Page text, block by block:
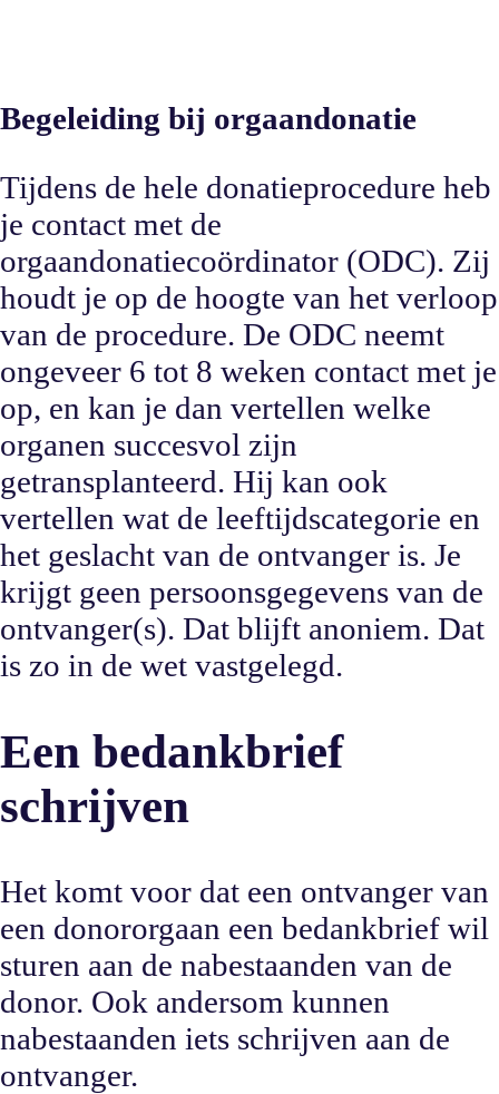
Begeleiding bij orgaandonatie
Tijdens de hele donatieprocedure heb
je contact met de
orgaandonatiecoördinator (ODC). Zij
houdt je op de hoogte van het verloop
van de procedure. De ODC neemt
ongeveer 6 tot 8 weken contact met je
op, en kan je dan vertellen welke
organen succesvol zijn
getransplanteerd. Hij kan ook
vertellen wat de leeftijdscategorie en
het geslacht van de ontvanger is. Je
krijgt geen persoonsgegevens van de
ontvanger(s). Dat blijft anoniem. Dat
is zo in de wet vastgelegd.
Een bedankbrief
schrijven
Het komt voor dat een ontvanger van
een donororgaan een bedankbrief wil
sturen aan de nabestaanden van de
donor. Ook andersom kunnen
nabestaanden iets schrijven aan de
ontvanger.